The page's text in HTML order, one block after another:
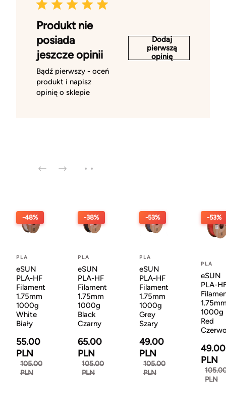
Produkt nie
posiada
jeszcze opinii
Bądź pierwszy - oceń
produkt i napisz
opinię o sklepie
Dodaj
pierwszą
opinię
-48%
PLA
eSUN
PLA-HF
Filament
1.75mm
1000g
White
Biały
55.00
PLN
105.00
PLN
-38%
PLA
eSUN
PLA-HF
Filament
1.75mm
1000g
Black
Czarny
65.00
PLN
105.00
PLN
-53%
PLA
eSUN
PLA-HF
Filament
1.75mm
1000g
Grey
Szary
49.00
PLN
105.00
PLN
-53%
PLA
eSUN
PLA-
1000g
Red
49.00
PLN
PLN